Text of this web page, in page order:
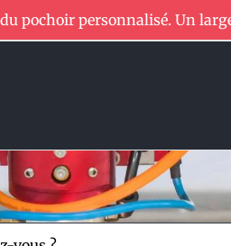
pochoir personnalisé. Un